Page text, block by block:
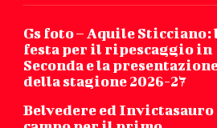
Gs foto – Aquile Sticciano:
festa per il ripescaggio in
Seconda e la
della stagione 2026-27
Belvedere ed